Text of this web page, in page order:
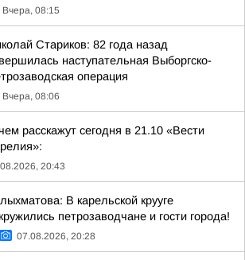
Вчера, 08:15
Стариков: 82 года назад
наступательная Выборгско-
операция
Вчера, 08:06
расскажут сегодня в 21.10 «Вести
20:43
В карельской крууге
петрозаводчане и гости города!
07.08.2026, 20:28